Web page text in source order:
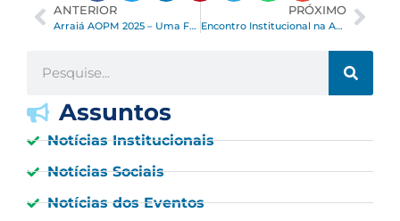
ANTERIOR
Arraiá AOPM 2025 – Uma Festa Que Vai Ficar na História!
PRÓXIMO
Encontro Institucional na AOPM
Assuntos
Notícias Institucionais
Notícias Sociais
Notícias dos Eventos